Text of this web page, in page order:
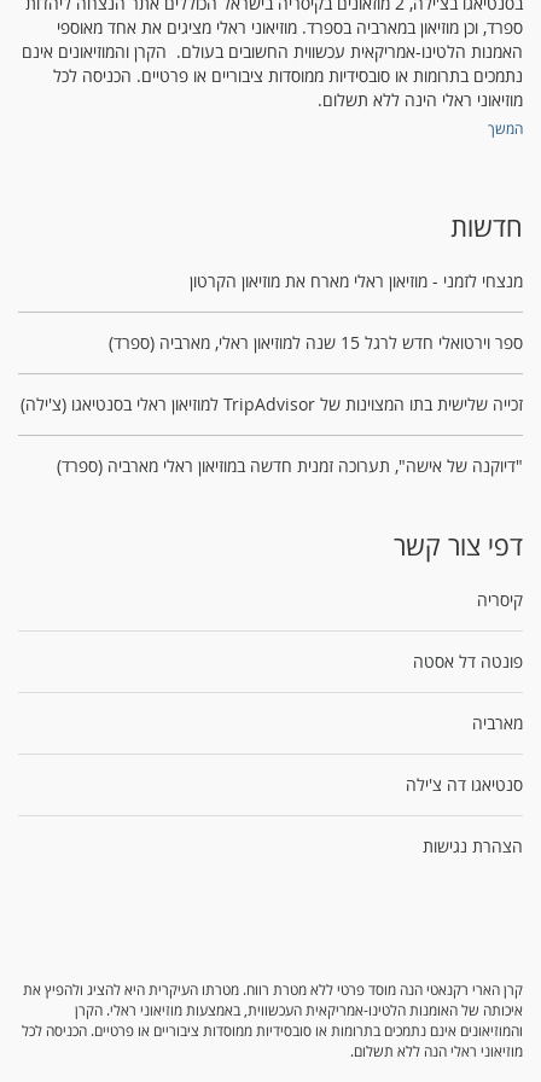
ספרד, וכן מוזיאון במארביה בספרד. מוזיאוני ראלי מציגים את אחד מאוספי
האמנות הלטינו-אמריקאית עכשווית החשובים בעולם. הקרן והמוזיאונים אינם
נתמכים בתרומות או סובסידיות ממוסדות ציבוריים או פרטיים. הכניסה לכל
מוזיאוני ראלי הינה ללא תשלום.
המשך
חדשות
מנצחי לזמני - מוזיאון ראלי מארח את מוזיאון הקרטון
ספר וירטואלי חדש לרגל 15 שנה למוזיאון ראלי, מארביה (ספרד)
זכייה שלישית בתו המצוינות של TripAdvisor למוזיאון ראלי בסנטיאגו (צ'ילה)
"דיוקנה של אישה", תערוכה זמנית חדשה במוזיאון ראלי מארביה (ספרד)
דפי צור קשר
קיסריה
פונטה דל אסטה
מארביה
סנטיאגו דה צ'ילה
הצהרת נגישות
קרן הארי רקנאטי הנה מוסד פרטי ללא מטרת רווח. מטרתו העיקרית היא להציג ולהפיץ את
איכותה של האומנות הלטינו-אמריקאית העכשווית, באמצעות מוזיאוני ראלי. הקרן
והמוזיאונים אינם נתמכים בתרומות או סובסידיות ממוסדות ציבוריים או פרטיים. הכניסה לכל
מוזיאוני ראלי הנה ללא תשלום.